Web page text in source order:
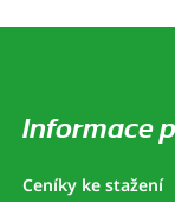
Informace
Ceníky ke stažení